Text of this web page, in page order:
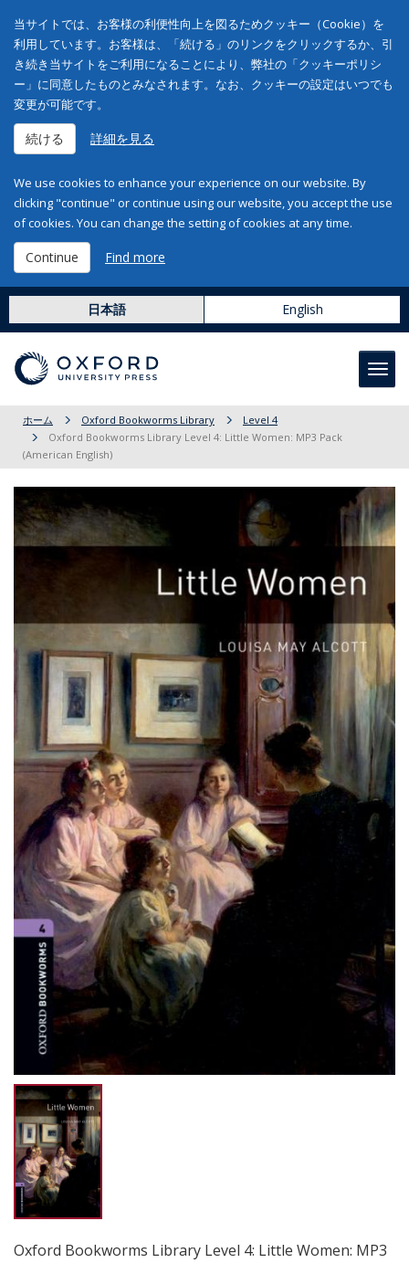
当サイトでは、お客様の利便性向上を図るためクッキー（Cookie）を
利用しています。お客様は、「続ける」のリンクをクリックするか、引
き続き当サイトをご利用になることにより、弊社の「クッキーポリシ
ー」に同意したものとみなされます。なお、クッキーの設定はいつでも
変更が可能です。
続ける 詳細を見る
We use cookies to enhance your experience on our website. By
clicking "continue" or continue using our website, you accept the use
of cookies. You can change the setting of cookies at any time.
Continue Find more
日本語 English
ホーム Oxford Bookworms Library
Level 4
Oxford Bookworms Library Level 4: Little Women: MP3 Pack
(American English)
Oxford Bookworms Library Level 4: Little Women: MP3